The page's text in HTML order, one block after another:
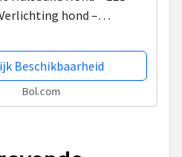
hond –
Geel - L
Beschikbaarheid
Bol.com